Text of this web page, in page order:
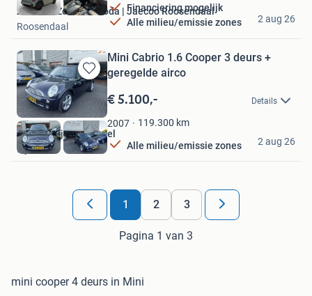
Financiering mogelijk
Alle milieu/emissie zones
Zeeuw & Zeeuw Omoda | Jaecoo Roosendaal
Roosendaal
2 aug 26
Bewaren
in
Mijn
Favorieten
Mini Cabrio 1.6 Cooper 3 deurs +
geregelde airco
€ 5.100,- Details
2007 119.300 km
Alle milieu/emissie zones
Autobedrijf van Boxtel
Rijen
2 aug 26
1 2 3
Pagina 1 van 3
mini cooper 4 deurs in Mini